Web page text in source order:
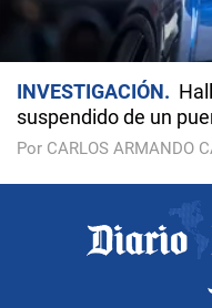
INVESTIGACIÓN
suspendido de un
Por CARLOS ARMANDO